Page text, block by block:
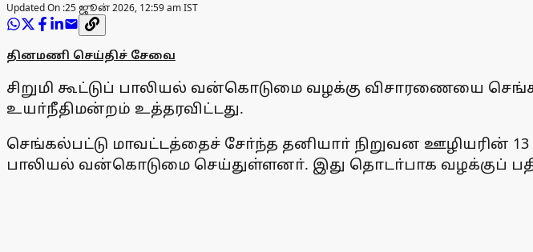
Updated On :25 ஜூன் 2026, 12:59 am IST
தினமணி செய்திச் சேவை
சிறுமி கூட்டுப் பாலியல் வன்கொடுமை வழக்கு விசாரணையை
உயா்நீதிமன்றம் உத்தரவிட்டது.
செங்கல்பட்டு மாவட்டத்தைச் சோ்ந்த தனியாா் நிறுவன ஊழியரின்
பாலியல் வன்கொடுமை செய்துள்ளனா். இது தொடா்பாக வழக்குப்